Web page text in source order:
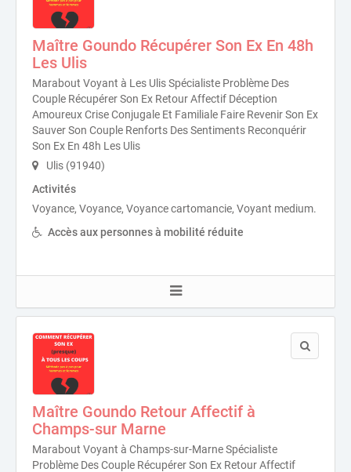
Maître Goundo Récupérer Son Ex En 48h
Les Ulis
Marabout Voyant à Les Ulis Spécialiste Problème Des
Couple Récupérer Son Ex Retour Affectif Déception
Amoureux Crise Conjugale Et Familiale Faire Revenir Son Ex
Sauver Son Couple Renforts Des Sentiments Reconquérir
Son Ex En 48h Les Ulis
Ulis (91940)
Activités
Voyance, Voyance, Voyance cartomancie, Voyant medium.
Accès aux personnes à mobilité réduite
Maître Goundo Retour Affectif à
Champs-sur Marne
Marabout Voyant à Champs-sur-Marne Spécialiste
Problème Des Couple Récupérer Son Ex Retour Affectif